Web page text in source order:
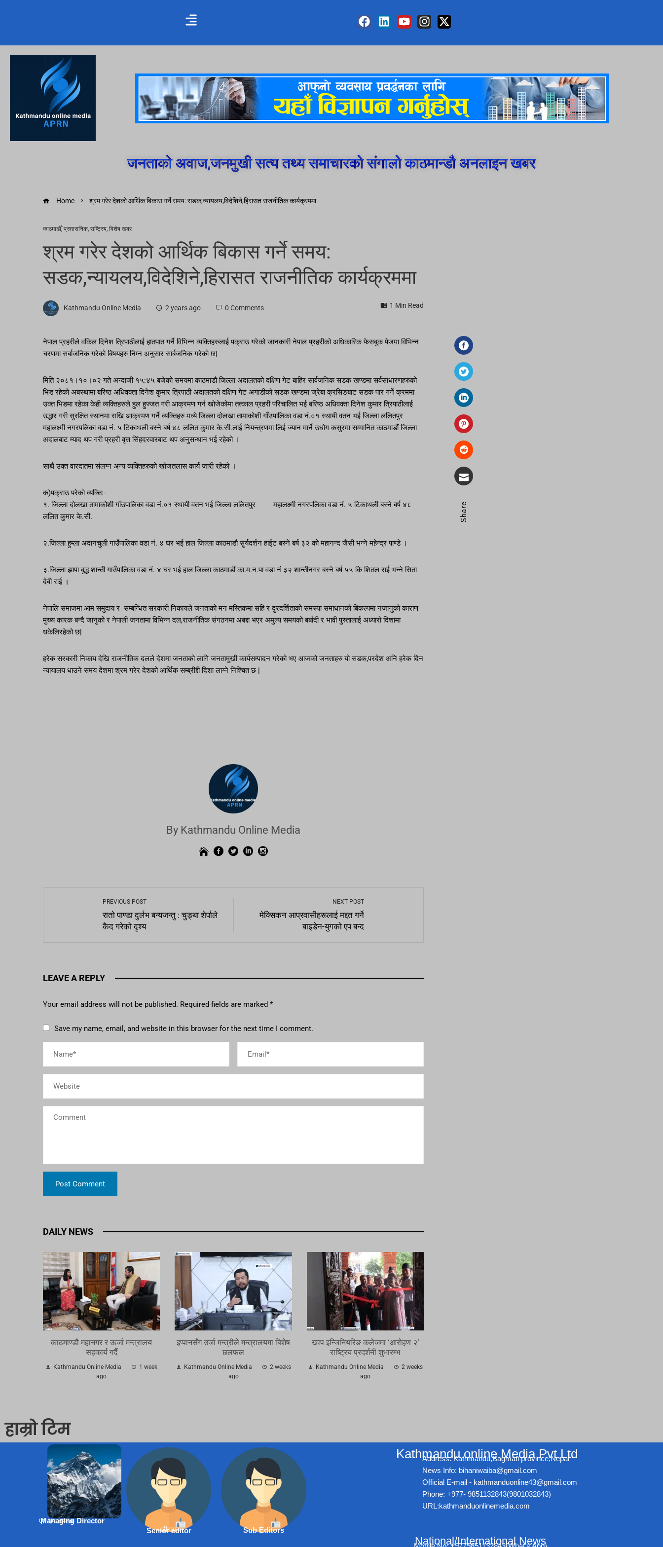
जनताको अवाज,जनमुखी सत्य तथ्य समाचारको संगालो काठमान्डौ अनलाइन खबर
Home श्रम गरेर देशको आर्थिक बिकास गर्ने समय: सडक,न्यायलय,विदेशिने,हिरासत राजनीतिक कार्यक्रममा
काठमाडौँ,प्रशासनिक, राष्ट्रिय, विशेष खबर
श्रम गरेर देशको आर्थिक बिकास गर्ने समय:
सडक,न्यायलय,विदेशिने,हिरासत राजनीतिक कार्यक्रममा
Kathmandu Online Media 2 years ago 0 Comments 1 Min Read
Share
नेपाल प्रहरीले वकिल दिनेश त्रिपाठीलाई हातपात गर्ने विभिन्न व्यक्तिहरुलाई पक्राउ गरेको जानकारी नेपाल प्रहरीको अधिकारिक फेसबुक पेजमा विभिन्न
चरणमा सर्बाजनिक गरेको बिषयहरु निम्न अनुसार सार्बजनिक गरेको छ|
मिति २०८१।१०।०२ गते अन्दाजी १५:४५ बजेको समयमा काठमाडौ जिल्ला अदालतको दक्षिण गेट बाहिर सार्वजनिक सडक खण्डमा सर्वसाधारणहरुको
भिड रहेको अबस्थामा बरिष्ठ अधिवक्ता दिनेश कुमार त्रिपाठी अदालतको दक्षिण गेट अगाडीको सडक खण्डमा ज्रेबा क्रसिङबाट सडक पार गर्ने क्रममा
उक्त भिडमा रहेका केही व्यक्तिहरुले हुल हुज्जत गरी आक्रमण गर्न खोजेकोमा तत्काल प्रहरी परिचालित भई बरिष्ठ अधिवक्ता दिनेश कुमार त्रिपाठीलाई
उद्धार गरी सुरक्षित स्थानमा राखि आक्रमण गर्ने व्यक्तिहरु मध्ये जिल्ला दोलखा तामाकोशी गाँउपालिका वडा नं.०१ स्थायी वतन भई जिल्ला ललितपुर
महालक्ष्मी नगरपलिका वडा नं. ५ टिकाथली बस्ने बर्ष ४८ ललित कुमार के.सी.लाई नियन्त्रणमा लिई ज्यान मार्ने उधोग कसुरमा सम्मानित काठमाडौं जिल्ला
अदालबाट म्याद थप गरी प्रहरी वृत्त सिंहदरवारबाट थप अनुसन्धान भई रहेको ।
साथै उक्त वारदातमा संलग्न अन्य व्यक्तिहरुको खोजतलास कार्य जारी रहेको ।
क)पक्राउ परेको व्यक्ति:-
१. जिल्ला दोलखा तामाकोशी गाँउपालिका वडा नं.०१ स्थायी वतन भई जिल्ला ललितपुर महालक्ष्मी नगरपलिका वडा नं. ५ टिकाथली बस्ने बर्ष ४८
ललित कुमार के.सी.
२.जिल्ला हुम्ला अदानचुली गाउँपालिका वडा नं. ४ घर भई हाल जिल्ला काठमाडौ सुर्यदर्शन हाईट बस्ने बर्ष ३२ को महानन्द जैसी भन्ने महेन्द्र पाण्डे ।
३.जिल्ला झापा बुद्ध शान्ती गाउँपालिका वडा नं. ४ घर भई हाल जिल्ला काठमाडौं का.म.न.पा वडा नं ३२ शान्तीनगर बस्ने बर्ष ५५ कि शितल राई भन्ने सिता
देबी राई ।
नेपालि समाजमा आम समुदाय र सम्बन्धित सरकारी निकायले जनताको मन मस्तिकमा सहि र दुरदर्शिताको समस्या समाधानको बिकल्पमा नजानुको काराण
मुख्य कारक बन्दै जानुको र नेपाली जनतामा विभिन्न दल,राजनीतिक संगठनमा अबद्दा भएर अमुल्य समयको बर्बादी र भावी पुस्तालाई अध्यारो दिशामा
धकेलिरहेको छ|
हरेक सरकारी निकाय देखि राजनीतिक दलले देशमा जनताको लागि जनतामुखी कार्यसम्पादन गरेको भए आजको जनताहरु यो सडक,परदेश अनि हरेक दिन
न्यायालय धाउने समय देशमा श्रम गरेर देशको आर्थिक सम्ब्रीद्दी दिशा लाग्ने निश्चित छ |
By Kathmandu Online Media
PREVIOUS POST
रातो पाण्डा दुर्लभ बन्यजन्तु : चुङ्बा शेर्पाले
कैद गरेको दृश्य
NEXT POST
मेक्सिकन आप्रवासीहरूलाई मद्दत गर्ने
बाइडेन-युगको एप बन्द
LEAVE A REPLY
Your email address will not be published. Required fields are marked *
Save my name, email, and website in this browser for the next time I comment.
DAILY NEWS
काठमाण्डौ महानगर र ऊर्जा मन्त्रालय
सहकार्य गर्दै
Kathmandu Online Media
1 week
ago
इप्पानसँग उर्जा मन्त्रीले मन्त्रालयमा बिशेष
छलफल
Kathmandu Online Media
2 weeks
ago
ख्वप इन्जिनियरिङ कलेजमा ‘आरोहण २’
राष्ट्रिय प्रदर्शनी शुभारम्भ
Kathmandu Online Media
2 weeks
ago
हाम्रो टिम
Managing Director
एम एम तामाङ
Senior editor
डी.एम Sub Editors
Kathmandu online Media Pvt.Ltd
Address: Kathmandu,Bagmati province,Nepal
News Info: bihaniwaiba@gmail.com
Official E-mail - kathmanduonline43@gmail.com
Phone: +977- 9851132843(9801032843)
URL:kathmanduonlinemedia.com
National/International News